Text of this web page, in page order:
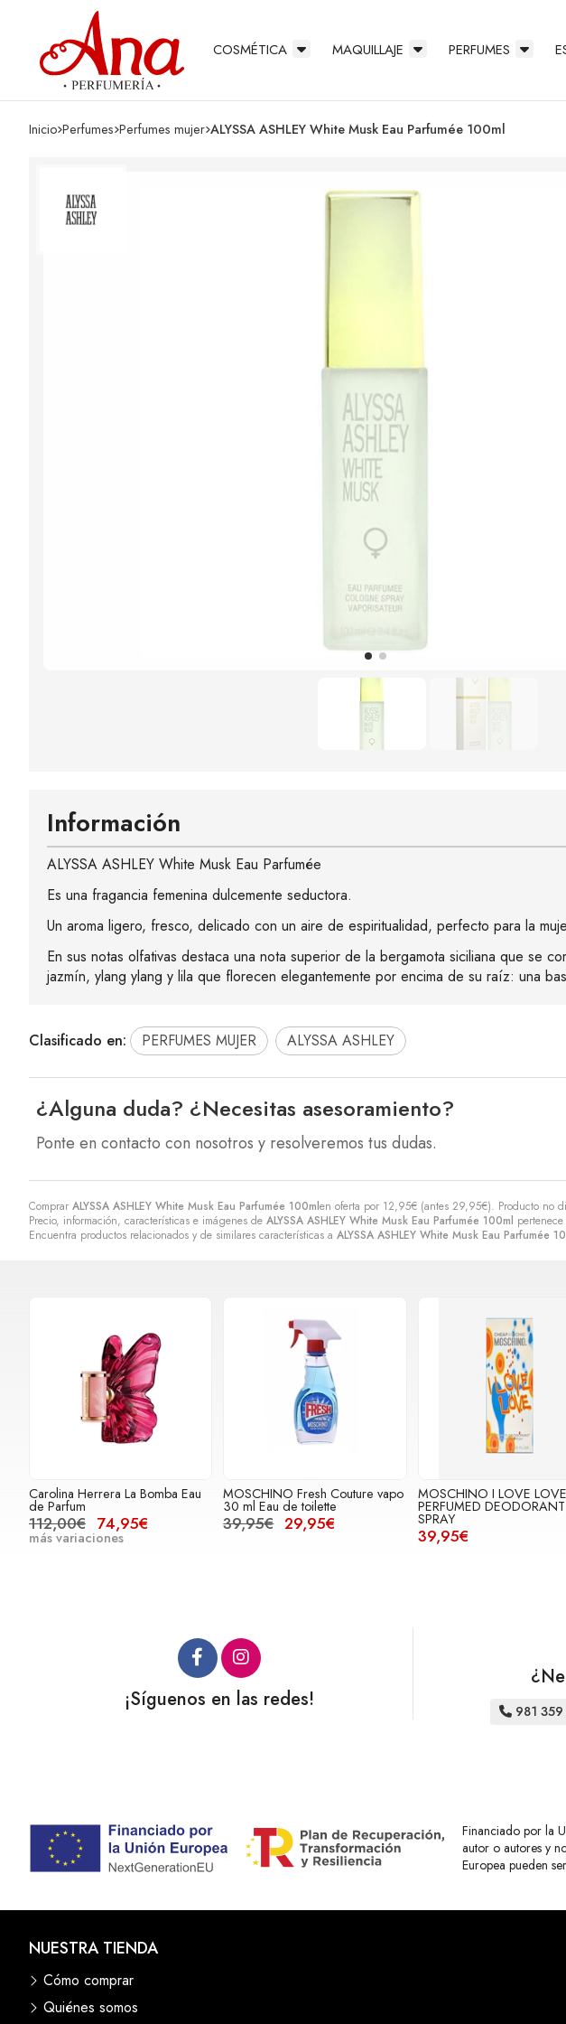
COSMÉTICA MAQUILLAJE PERFUMES
Inicio perfumes perfumes mujer ALYSSA ASHLEY White Musk Eau Parfumée 100ml
Comprar ALYSSA ASHLEY White Musk Eau Parfumée 100mlen oferta por 12,95€ (antes 29,95€). Producto no
Precio, información, características e imágenes de ALYSSA ASHLEY White Musk Eau Parfumée 100ml
Encuentra productos relacionados y de similares características a ALYSSA ASHLEY White Musk Eau Parfumée
Información
ALYSSA ASHLEY White Musk Eau Parfumée
Es una fragancia femenina dulcemente seductora.
Un aroma ligero, fresco, delicado con un aire de espiritualidad, perfecto para la
En sus notas olfativas destaca una nota superior de la bergamota siciliana que se
jazmín, ylang ylang y lila que florecen elegantemente por encima de su raíz: una
Clasificado en: PERFUMES MUJER ALYSSA ASHLEY
¿Alguna duda? ¿Necesitas asesoramiento?
Ponte en contacto con nosotros y resolveremos tus dudas.
Carolina Herrera La Bomba Eau
de Parfum
112,00€ 74,95€
más variaciones
MOSCHINO Fresh Couture vapo
30 ml Eau de toilette
39,95€ 29,95€
MOSCHINO I LOVE LOVE
PERFUMED DEODORANT
SPRAY
39,95€
¡Síguenos en las redes! 981
Financiado por la
autor o autores y
Europea pueden
NUESTRA TIENDA
Cómo comprar
Quiénes somos